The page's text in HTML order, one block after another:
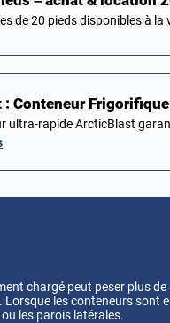
de 20 pieds disponibles à
Conteneur
ultra-rapide ArcticBlast
chargé peut peser plus
les conteneurs sont
les parois latérales.